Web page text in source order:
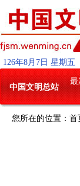
126年8月 7 日 星期五
中国文明总站
最
您所在的位置： 首